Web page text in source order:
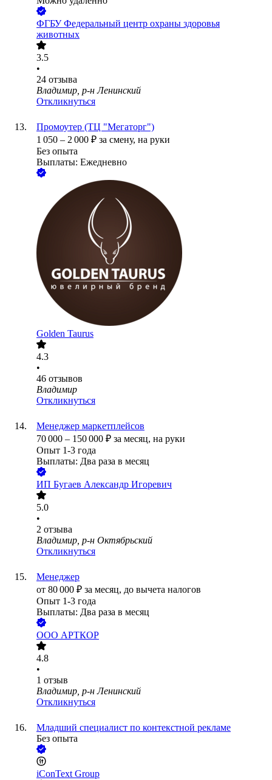
ФГБУ Федеральный центр охраны здоровья
животных
3.5
•
24 отзыва
Владимир, р-н Ленинский
Откликнуться
Промоутер (ТЦ "Мегаторг")
1 050 – 2 000 ₽ за смену, на руки
Без опыта
Выплаты: Ежедневно
Golden Taurus
4.3
•
46 отзывов
Владимир
Откликнуться
Менеджер маркетплейсов
70 000 – 150 000 ₽ за месяц, на руки
Опыт 1-3 года
Выплаты: Два раза в месяц
ИП Бугаев Александр Игоревич
5.0
•
2 отзыва
Владимир, р-н Октябрьский
Откликнуться
Менеджер
от 80 000 ₽ за месяц, до вычета налогов
Опыт 1-3 года
Выплаты: Два раза в месяц
ООО АРТКОР
4.8
•
1 отзыв
Владимир, р-н Ленинский
Откликнуться
Младший специалист по контекстной рекламе
Без опыта
iConText Group